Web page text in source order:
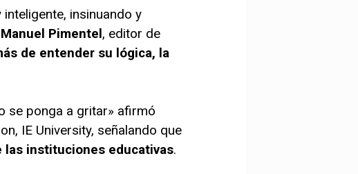
insinuando y
Manuel Pimentel, editor de
de entender su lógica, la
se ponga a gritar» afirmó
IE University, señalando que
las instituciones educativas.